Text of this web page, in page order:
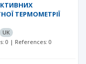
ТЕРМОМЕТРІЇ
UK
0 | References: 0